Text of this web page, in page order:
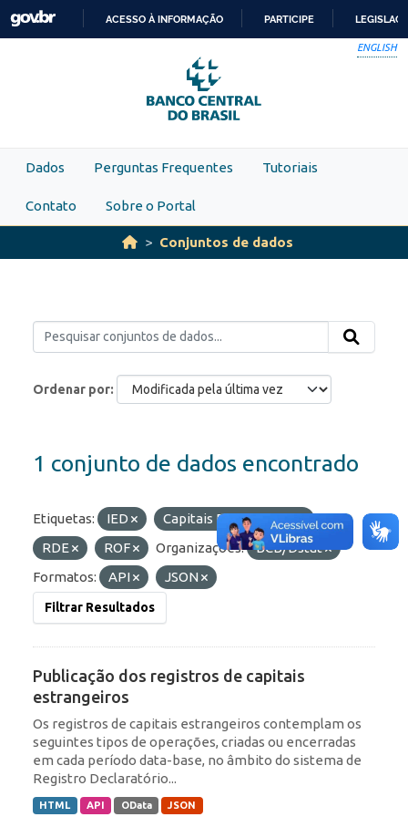
Skip to main content
PARA
O
CONTEÚDO
ACESSO À INFORMAÇÃO PARTICIPE
ENGLISH
Dados Perguntas Frequentes Tutoriais
Contato Sobre o Portal
Conjuntos de dados
Ordenar por
1 conjunto de dados encontrado
Etiquetas: IED
Capitais Estrangeiros
RDE
ROF Organizações:
BCB/Dstat
Formatos:
API JSON
Filtrar Resultados
Publicação dos registros de capitais
estrangeiros
Os registros de capitais estrangeiros contemplam os
seguintes tipos de operações, criadas ou encerradas
em cada período data-base, no âmbito do sistema de
Registro Declaratório...
HTML API OData JSON